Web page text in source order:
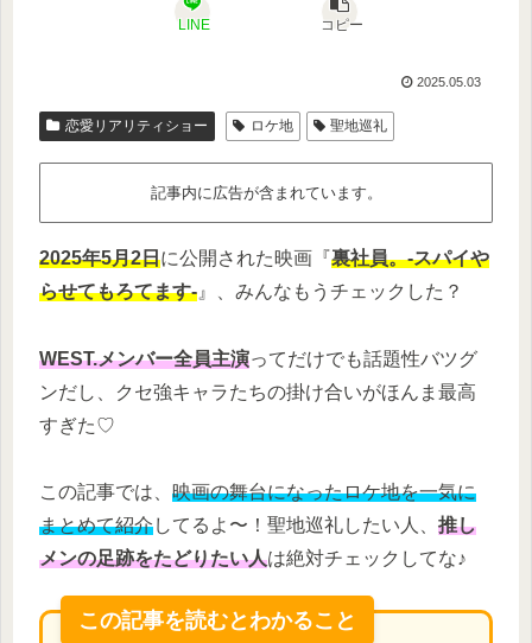
LINE コピー
2025.05.03
恋愛リアリティショー ロケ地 聖地巡礼
記事内に広告が含まれています。
2025年5月2日に公開された映画『裏社員。-スパイや
らせてもろてます- 』、みんなもうチェックした？
WEST.メンバー全員主演ってだけでも話題性バツグ
ンだし、クセ強キャラたちの掛け合いがほんま最高
すぎた♡
この記事では、 映画の舞台になったロケ地を一気に
まとめて紹介してるよ〜！聖地巡礼したい人、 推し
メンの足跡をたどりたい人は絶対チェックしてな♪
この記事を読むとわかること